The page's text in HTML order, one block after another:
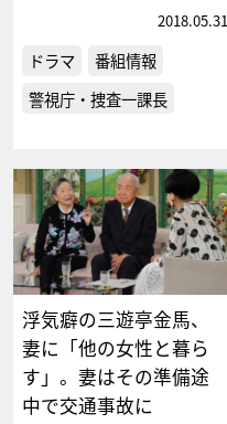
2018.05.31
ドラマ
番組情報
警視庁・捜査一課長
浮気癖の三遊亭金馬、
妻に「他の女性と暮ら
す」。妻はその準備途
中で交通事故に